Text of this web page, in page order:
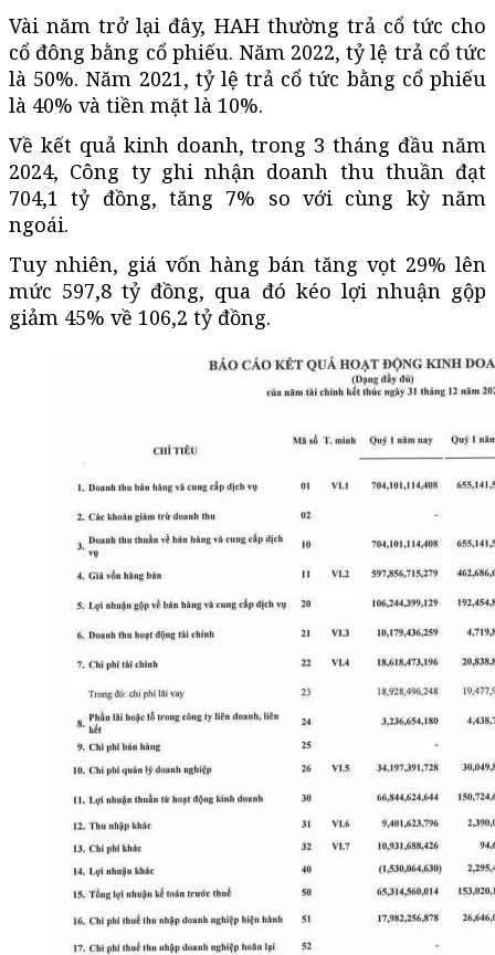
Vài năm trở lại đây, HAH thường trả cổ tức cho
cổ đông bằng cổ phiếu. Năm 2022, tỷ lệ trả cổ tức
là 50%. Năm 2021, tỷ lệ trả cổ tức bằng cổ phiếu
là 40% và tiền mặt là 10%.
Về kết quả kinh doanh, trong 3 tháng đầu năm
2024, Công ty ghi nhận doanh thu thuần đạt
704,1 tỷ đồng, tăng 7% so với cùng kỳ năm
ngoái.
Tuy nhiên, giá vốn hàng bán tăng vọt 29% lên
mức 597,8 tỷ đồng, qua đó kéo lợi nhuận gộp
giảm 45% về 106,2 tỷ đồng.